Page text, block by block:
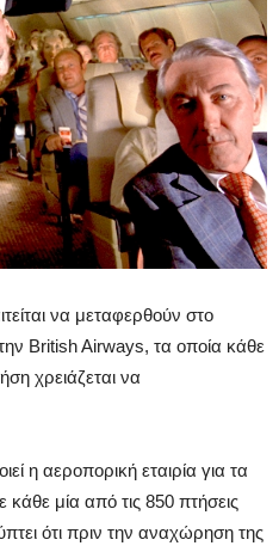
να μεταφερθούν στο
British Airways, τα οποία κάθε
χρειάζεται να
η αεροπορική εταιρία για τα
κάθε μία από τις 850 πτήσεις
ότι πριν την αναχώρηση της